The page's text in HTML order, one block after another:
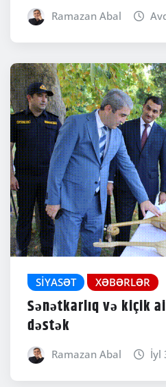
Ramazan Abal
SIYASƏT XƏBƏRLƏR
Sənətkarlıq və kiçik
dəstək
Ramazan Abal İyl